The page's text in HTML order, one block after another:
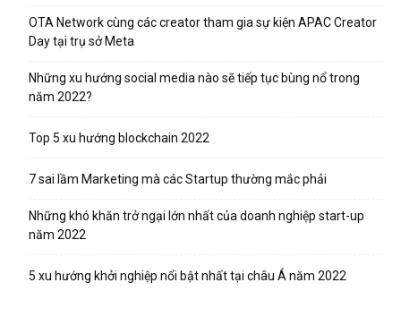
OTA Network cùng các creator tham gia sự kiện APAC Creator
Day tại trụ sở Meta
Những xu hướng social media nào sẽ tiếp tục bùng nổ trong
năm 2022?
Top 5 xu hướng blockchain 2022
7 sai lầm Marketing mà các Startup thường mắc phải
Những khó khăn trở ngại lớn nhất của doanh nghiệp start-up
năm 2022
5 xu hướng khởi nghiệp nổi bật nhất tại châu Á năm 2022